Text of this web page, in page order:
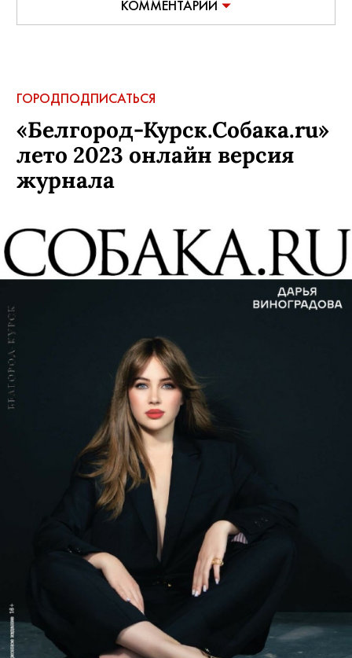
КОММЕНТАРИИ
ГОРОДПОДПИСАТЬСЯ
«Белгород-Курск.Собака.ru»
лето 2023 онлайн версия
журнала